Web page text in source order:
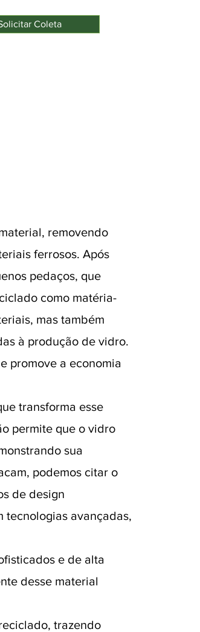
Coleta
removendo
ferrosos. Após
pedaços, que
como matéria-
mas também
à produção de vidro.
promove a economia
transforma esse
permite que o vidro
sua
podemos citar o
de design
tecnologias avançadas,
e de alta
desse material
trazendo